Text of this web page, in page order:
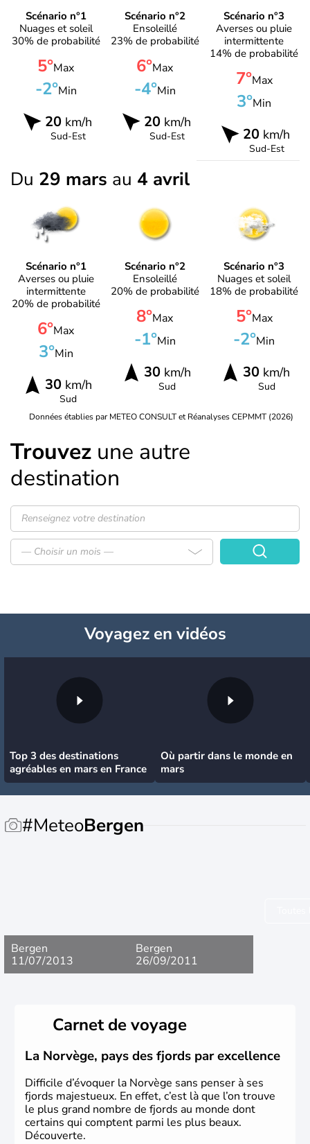
Scénario n°1
Nuages et soleil
30% de probabilité
5°Max
-2°Min
20km/h
Sud-Est
Scénario n°2
Ensoleillé
23% de probabilité
6°Max
-4°Min
20km/h
Sud-Est
Scénario n°3
Averses ou pluie
intermittente
14% de probabilité
7°Max
3°Min
20 km/h
Sud-Est
Du 29 mars au 4 avril
Scénario n°1
Averses ou pluie
intermittente
20% de probabilité
6°Max
3°Min
30km/h
Sud
Scénario n°2
Ensoleillé
20% de probabilité
8°Max
-1°Min
30km/h
Sud
Scénario n°3
Nuages et soleil
18% de probabilité
5°Max
-2°Min
30 km/h
Sud
Données établies par METEO CONSULT et Réanalyses CEPMMT (2026)
Trouvez une autre
destination
— Choisir un mois —
Voyagezen vidéos
Top 3 des destinations
agréables en mars en France
Où partir dans le monde en
mars
#MeteoBergen
Bergen
11/07/2013
Bergen
26/09/2011
Carnet de voyage
La Norvège, pays des fjords par excellence
Difficile d’évoquer la Norvège sans penser à ses
fjords majestueux. En effet, c’est là que l’on trouve
le plus grand nombre de fjords au monde dont
certains qui comptent parmi les plus beaux.
Découverte.